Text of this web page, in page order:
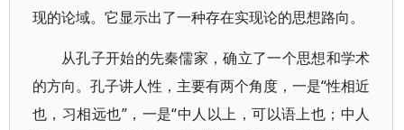
现的论域。它显示出了一种存在实现论的思想路向。
从孔子开始的先秦儒家，确立了一个思想和学术
的方向。孔子讲人性，主要有两个角度，一是“性相近
也，习相远也”，一是“中人以上，可以语上也；中人